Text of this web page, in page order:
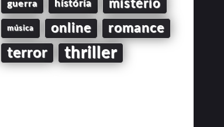
guerra história mistério
música online romance
terror thriller